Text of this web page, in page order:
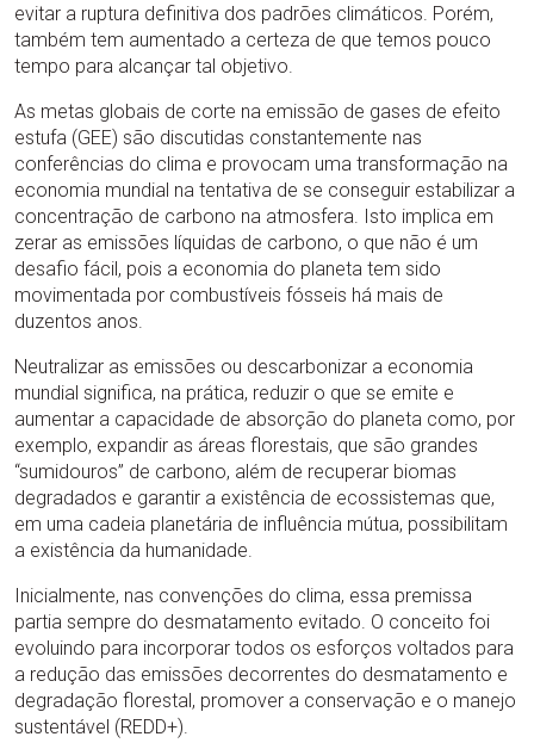
evitar a ruptura definitiva dos padrões climáticos. Porém,
também tem aumentado a certeza de que temos pouco
tempo para alcançar tal objetivo.
As metas globais de corte na emissão de gases de efeito
estufa (GEE) são discutidas constantemente nas
conferências do clima e provocam uma transformação na
economia mundial na tentativa de se conseguir estabilizar a
concentração de carbono na atmosfera. Isto implica em
zerar as emissões líquidas de carbono, o que não é um
desafio fácil, pois a economia do planeta tem sido
movimentada por combustíveis fósseis há mais de
duzentos anos.
Neutralizar as emissões ou descarbonizar a economia
mundial significa, na prática, reduzir o que se emite e
aumentar a capacidade de absorção do planeta como, por
exemplo, expandir as áreas florestais, que são grandes
“sumidouros” de carbono, além de recuperar biomas
degradados e garantir a existência de ecossistemas que,
em uma cadeia planetária de influência mútua, possibilitam
a existência da humanidade.
Inicialmente, nas convenções do clima, essa premissa
partia sempre do desmatamento evitado. O conceito foi
evoluindo para incorporar todos os esforços voltados para
a redução das emissões decorrentes do desmatamento e
degradação florestal, promover a conservação e o manejo
sustentável (REDD+).